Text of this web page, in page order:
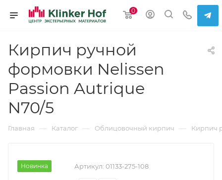
0
Кирпич ручной
формовки Nelissen
Passion Autrique
N70/5
Главная — Каталог — Облицовочный кирпич — Кирпич
Новинка Артикул: 01133-275-108